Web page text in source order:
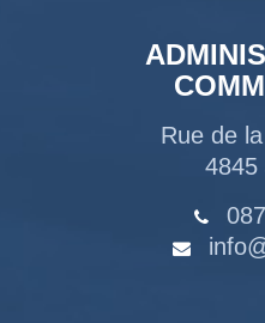
Rue de
4845